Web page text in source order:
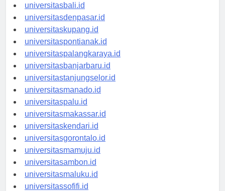
universitasbali.id
universitasdenpasar.id
universitaskupang.id
universitaspontianak.id
universitaspalangkaraya.id
universitasbanjarbaru.id
universitastanjungselor.id
universitasmanado.id
universitaspalu.id
universitasmakassar.id
universitaskendari.id
universitasgorontalo.id
universitasmamuju.id
universitasambon.id
universitasmaluku.id
universitassofifi.id